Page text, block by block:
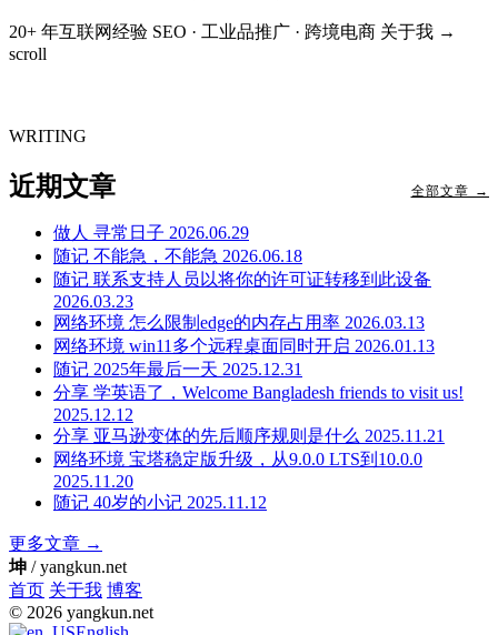
20+ 年互联网经验 SEO · 工业品推广 · 跨境电商 关于我 →
scroll
WRITING
近期文章 全部文章 →
做人 寻常日子 2026.06.29
随记 不能急，不能急 2026.06.18
随记 联系支持人员以将你的许可证转移到此设备
2026.03.23
网络环境 怎么限制edge的内存占用率 2026.03.13
网络环境 win11多个远程桌面同时开启 2026.01.13
随记 2025年最后一天 2025.12.31
分享 学英语了，Welcome Bangladesh friends to visit us!
2025.12.12
分享 亚马逊变体的先后顺序规则是什么 2025.11.21
网络环境 宝塔稳定版升级，从9.0.0 LTS到10.0.0
2025.11.20
随记 40岁的小记 2025.11.12
更多文章 →
坤 / yangkun.net
首页 关于我 博客
© 2026 yangkun.net